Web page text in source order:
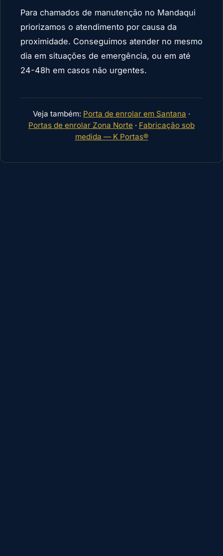
Para chamados de manutenção no Mandaqui
priorizamos o atendimento por causa da
proximidade. Conseguimos atender no mesmo
dia em situações de emergência, ou em até
24-48h em casos não urgentes.
Veja também: Porta de enrolar em Santana ·
Portas de enrolar Zona Norte · Fabricação sob
medida — K Portas®